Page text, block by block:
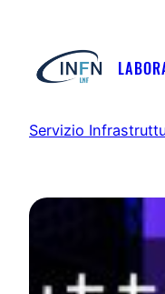
Servizio